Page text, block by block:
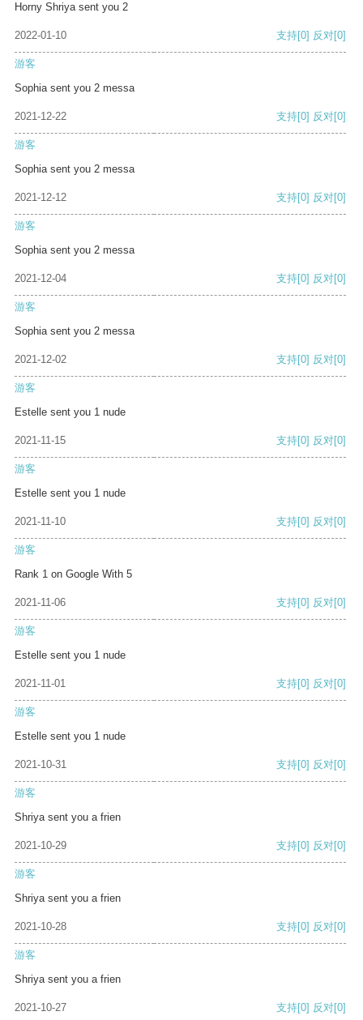
Horny Shriya sent you 2
2022-01-10 支持[0] 反对[0]
游客
Sophia sent you 2 messa
2021-12-22 支持[0] 反对[0]
游客
Sophia sent you 2 messa
2021-12-12 支持[0] 反对[0]
游客
Sophia sent you 2 messa
2021-12-04 支持[0] 反对[0]
游客
Sophia sent you 2 messa
2021-12-02 支持[0] 反对[0]
游客
Estelle sent you 1 nude
2021-11-15 支持[0] 反对[0]
游客
Estelle sent you 1 nude
2021-11-10 支持[0] 反对[0]
游客
Rank 1 on Google With 5
2021-11-06 支持[0] 反对[0]
游客
Estelle sent you 1 nude
2021-11-01 支持[0] 反对[0]
游客
Estelle sent you 1 nude
2021-10-31 支持[0] 反对[0]
游客
Shriya sent you a frien
2021-10-29 支持[0] 反对[0]
游客
Shriya sent you a frien
2021-10-28 支持[0] 反对[0]
游客
Shriya sent you a frien
2021-10-27 支持[0] 反对[0]